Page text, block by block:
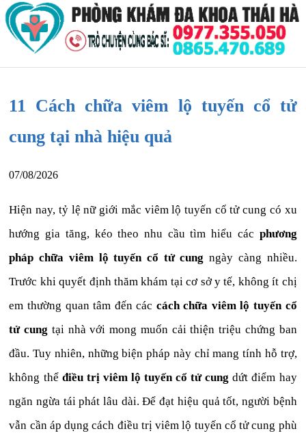
11 Cách chữa viêm lộ tuyến cổ tử
cung tại nhà hiệu quả
07/08/2026
Hiện nay, tỷ lệ nữ giới mắc viêm lộ tuyến cổ tử cung có xu
hướng gia tăng, kéo theo nhu cầu tìm hiểu các phương
pháp chữa viêm lộ tuyến cổ tử cung ngày càng nhiều.
Trước khi quyết định thăm khám tại cơ sở y tế, không ít chị
em thường quan tâm đến các cách chữa viêm lộ tuyến cổ
tử cung tại nhà với mong muốn cải thiện triệu chứng ban
đầu. Tuy nhiên, những biện pháp này chỉ mang tính hỗ trợ,
không thể điều trị viêm lộ tuyến cổ tử cung dứt điểm hay
ngăn ngừa tái phát lâu dài. Để đạt hiệu quả tốt, người bệnh
vẫn cần áp dụng cách điều trị viêm lộ tuyến cổ tử cung phù